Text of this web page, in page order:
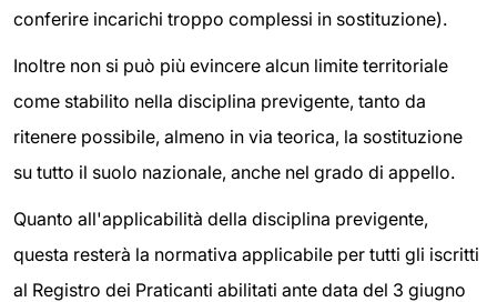
conferire incarichi troppo complessi in sostituzione).
Inoltre non si può più evincere alcun limite territoriale
come stabilito nella disciplina previgente, tanto da
ritenere possibile, almeno in via teorica, la sostituzione
su tutto il suolo nazionale, anche nel grado di appello.
Quanto all'applicabilità della disciplina previgente,
questa resterà la normativa applicabile per tutti gli iscritti
al Registro dei Praticanti abilitati ante data del 3 giugno